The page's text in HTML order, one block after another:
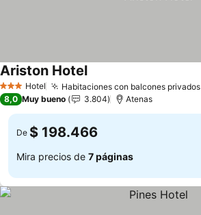
3 Estrellas
Hotel Habitaciones con balcones privados
Ariston Hotel
8,0 Muy bueno 3.804 Atenas
De $ 198.466
Mira precios de 7 páginas